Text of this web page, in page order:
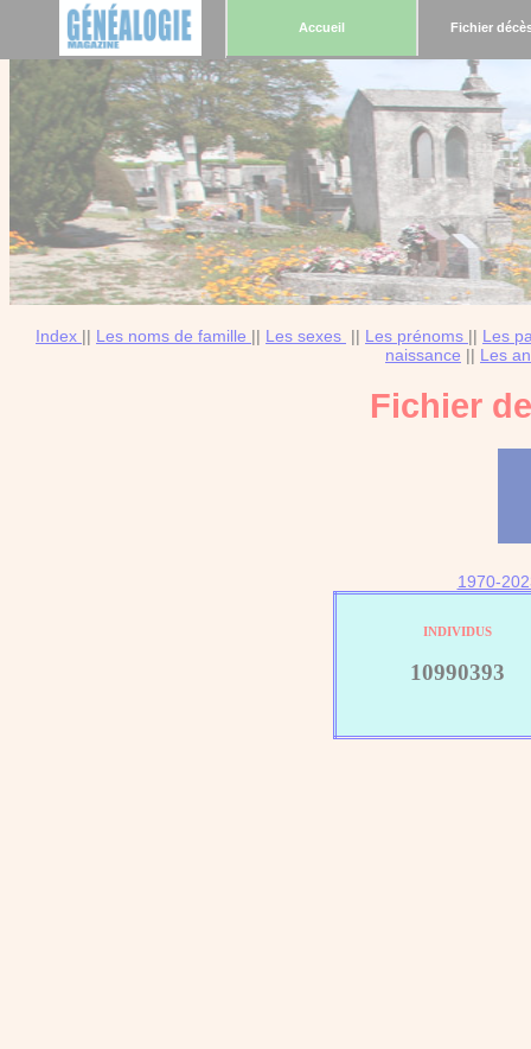
Accueil Fichier
Index || Les noms de famille || Les sexes || Les prénoms || Les
naissance || Les
Fichier
1970-
INDIVIDUS
10990393